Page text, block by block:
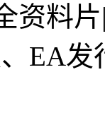
资料
EA